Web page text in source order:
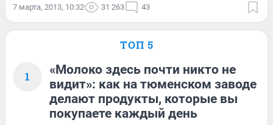
7 марта, 2013, 10:32 31 263 43
ТОП 5
1
«Молоко здесь почти никто не
видит»: как на тюменском заводе
делают продукты, которые вы
покупаете каждый день